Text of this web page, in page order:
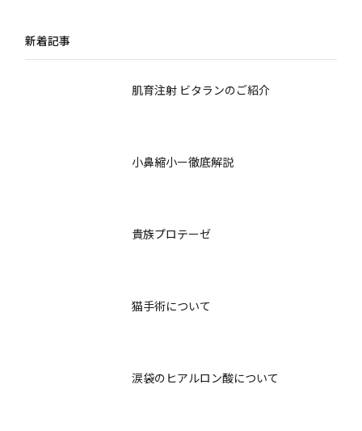
新着記事
肌育注射 ビタランのご紹介
小鼻縮小ー徹底解説
貴族プロテーゼ
猫手術について
涙袋のヒアルロン酸について